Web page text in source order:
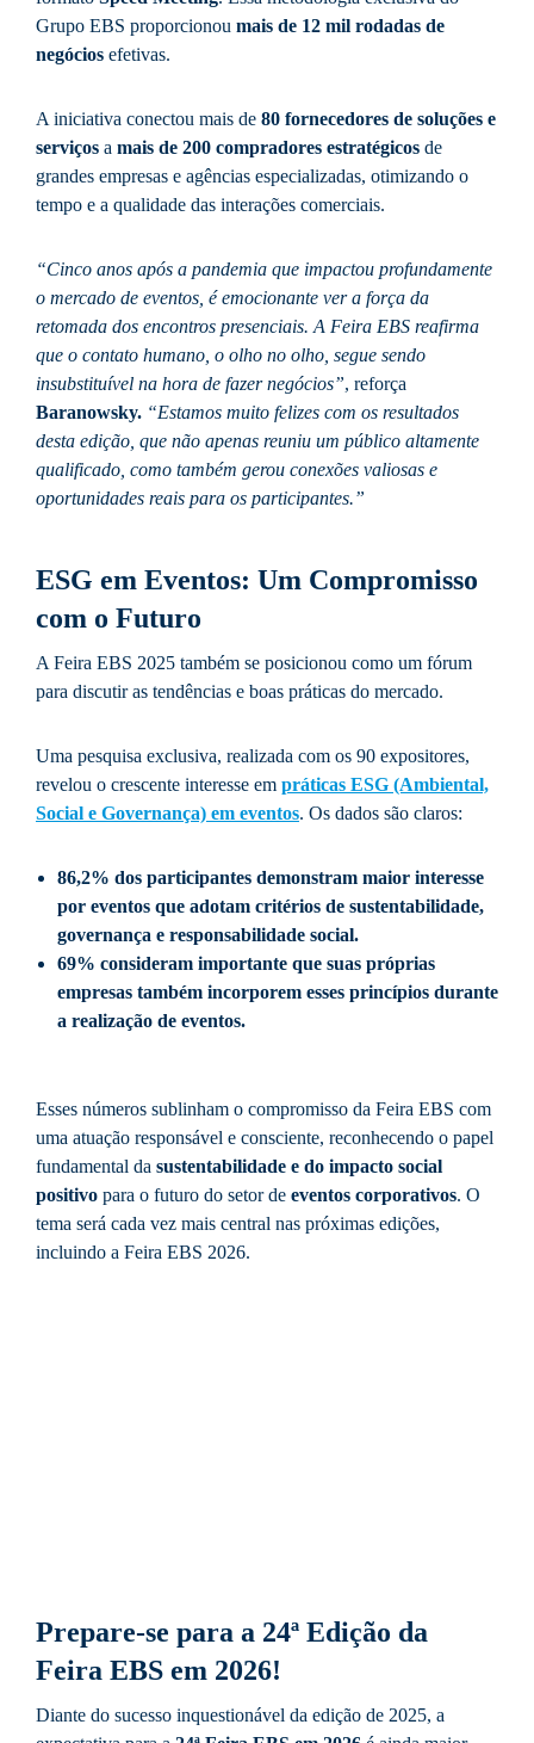
Grupo EBS proporcionou mais de 12 mil rodadas de
negócios efetivas.
A iniciativa conectou mais de 80 fornecedores de soluções e
serviços a mais de 200 compradores estratégicos de
grandes empresas e agências especializadas, otimizando o
tempo e a qualidade das interações comerciais.
“Cinco anos após a pandemia que impactou profundamente
o mercado de eventos, é emocionante ver a força da
retomada dos encontros presenciais. A Feira EBS reafirma
que o contato humano, o olho no olho, segue sendo
insubstituível na hora de fazer negócios”, reforça
Baranowsky. “Estamos muito felizes com os resultados
desta edição, que não apenas reuniu um público altamente
qualificado, como também gerou conexões valiosas e
oportunidades reais para os participantes.”
ESG em Eventos: Um Compromisso
com o Futuro
A Feira EBS 2025 também se posicionou como um fórum
para discutir as tendências e boas práticas do mercado.
Uma pesquisa exclusiva, realizada com os 90 expositores,
revelou o crescente interesse em práticas ESG (Ambiental,
Social e Governança) em eventos. Os dados são claros:
86,2% dos participantes demonstram maior interesse
por eventos que adotam critérios de sustentabilidade,
governança e responsabilidade social.
69% consideram importante que suas próprias
empresas também incorporem esses princípios durante
a realização de eventos.
Esses números sublinham o compromisso da Feira EBS com
uma atuação responsável e consciente, reconhecendo o papel
fundamental da sustentabilidade e do impacto social
positivo para o futuro do setor de eventos corporativos. O
tema será cada vez mais central nas próximas edições,
incluindo a Feira EBS 2026.
Prepare-se para a 24ª Edição da
Feira EBS em 2026!
Diante do sucesso inquestionável da edição de 2025, a